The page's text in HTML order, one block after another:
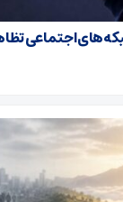
اجتماعی